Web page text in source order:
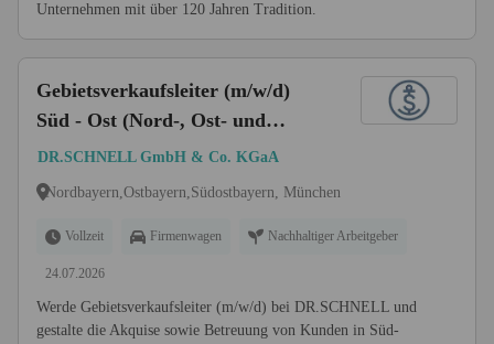
Unternehmen mit über 120 Jahren Tradition.
Gebietsverkaufsleiter (m/w/d)
Süd - Ost (Nord-, Ost- und
Südostbayern, inkl. München)
DR.SCHNELL GmbH & Co. KGaA
Nordbayern,Ostbayern,Südostbayern, München
Vollzeit Firmenwagen Nachhaltiger Arbeitgeber
24.07.2026
Werde Gebietsverkaufsleiter (m/w/d) bei DR.SCHNELL und
gestalte die Akquise sowie Betreuung von Kunden in Süd-